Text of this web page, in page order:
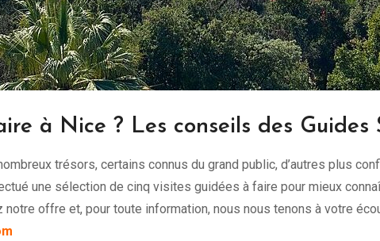
à Nice ? Les conseils des Guides
trésors, certains connus du grand public, d’autres plus
une sélection de cinq visites guidées à faire pour mieux
notre offre et, pour toute information, nous nous tenons à votre